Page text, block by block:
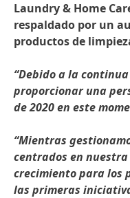
Laundry & Home
respaldado por un
productos de
“Debido a la
proporcionar una
de 2020 en este
“Mientras
centrados en
crecimiento para los
las primeras